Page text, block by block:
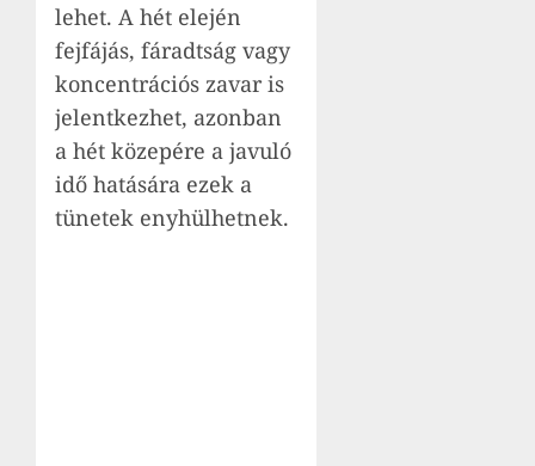
lehet. A hét elején
fejfájás, fáradtság vagy
koncentrációs zavar is
jelentkezhet, azonban
a hét közepére a javuló
idő hatására ezek a
tünetek enyhülhetnek.